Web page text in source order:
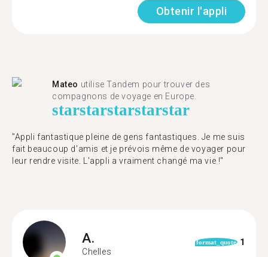
Obtenir l'appli
Mateo utilise Tandem pour trouver des
compagnons de voyage en Europe.
starstarstarstarstar
"Appli fantastique pleine de gens fantastiques. Je me suis
fait beaucoup d'amis et je prévois même de voyager pour
leur rendre visite. L'appli a vraiment changé ma vie !"
A.
Chelles
format_quote 1